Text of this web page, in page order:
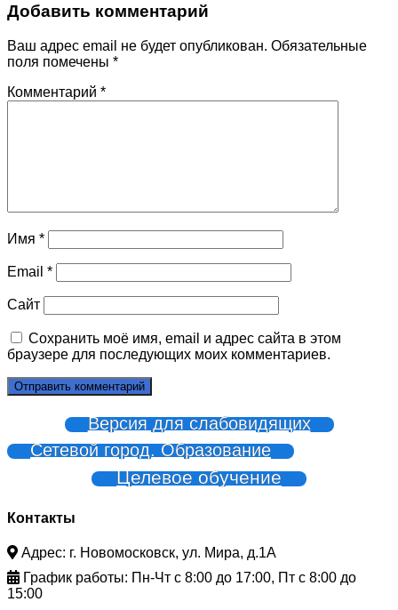
Добавить комментарий
Ваш адрес email не будет опубликован. Обязательные
поля помечены *
Комментарий *
Имя *
Email *
Сайт
Сохранить моё имя, email и адрес сайта в этом
браузере для последующих моих комментариев.
Версия для слабовидящих
Сетевой город. Образование
Целевое обучение
Контакты
Адрес: г. Новомосковск, ул. Мира, д.1А
График работы: Пн-Чт с 8:00 до 17:00, Пт с 8:00 до
15:00